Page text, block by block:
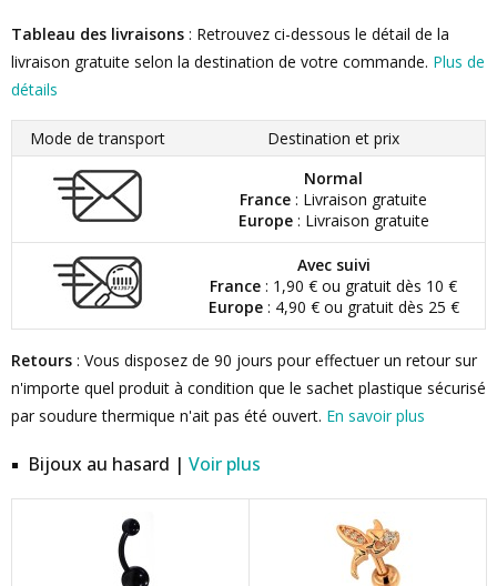
Tableau des livraisons : Retrouvez ci-dessous le détail de la
livraison gratuite selon la destination de votre commande. Plus de
détails
Mode de transport
Destination et prix
Normal
France : Livraison gratuite
Europe: Livraison gratuite
Avec suivi
France : 1,90 € ou gratuit dès 10 €
Europe: 4,90 € ou gratuit dès 25 €
Retours : Vous disposez de 90 jours pour effectuer un retour sur
n'importe quel produit à condition que le sachet plastique sécurisé
par soudure thermique n'ait pas été ouvert. En savoir plus
Bijoux au hasard | Voir plus